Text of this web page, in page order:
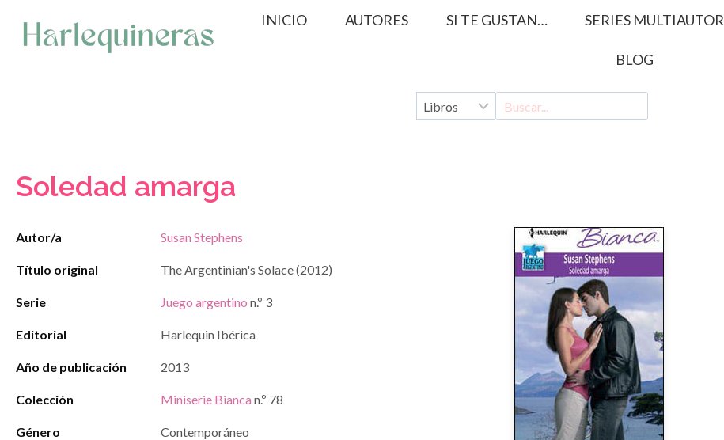
contenido
INICIO AUTORES SI TE GUSTAN… SERIES MULTIAUTOR
BLOG
Soledad amarga
Autor/a Susan Stephens
Título original The Argentinian's Solace (2012)
Serie Juego argentino n.º 3
Editorial Harlequin Ibérica
Año de publicación 2013
Colección Miniserie Bianca n.º 78
Género Contemporáneo